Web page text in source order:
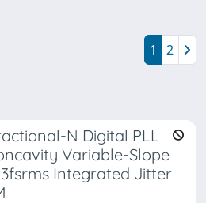
1 2
N Digital PLL
Variable-Slope
Integrated Jitter